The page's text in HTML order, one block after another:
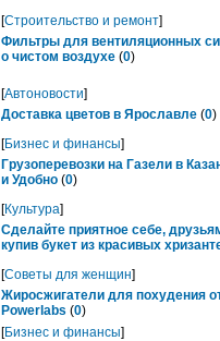
[Строительство и ремонт]
Фильтры для вентиляционных
о чистом воздухе (0)
[Автоновости]
Доставка цветов в Ярославле (0)
[Бизнес и финансы]
Грузоперевозки на Газели в
и Удобно (0)
[Культура]
Сделайте приятное себе,
купив букет из красивых
[Советы для женщин]
Жиросжигатели для похудения
Powerlabs (0)
[Бизнес и финансы]